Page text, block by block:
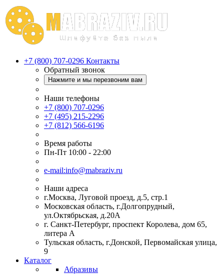
+7 (800) 707-0296 Контакты
Обратный звонок
Нажмите и мы перезвоним вам
Наши телефоны
+7 (800) 707-0296
+7 (495) 215-2296
+7 (812) 566-6196
Время работы
Пн-Пт 10:00 - 22:00
e-mail:info@mabraziv.ru
Наши адреса
г.Москва, Луговой проезд, д.5, стр.1
Московская область, г.Долгопрудный,
ул.Октябрьская, д.20А
г. Санкт-Петербург, проспект Королева, дом 65,
литера А
Тульская область, г.Донской, Первомайская улица,
9
Каталог
Абразивы